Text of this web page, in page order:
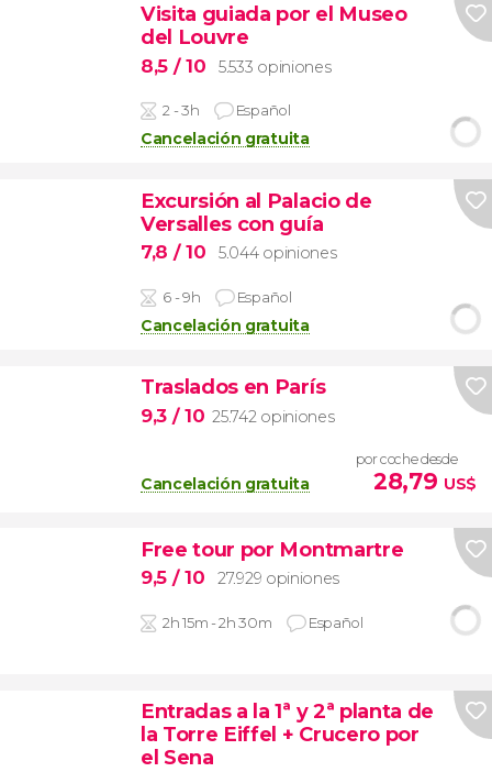
Visita guiada por el Museo
del Louvre
8,5 / 10 5.533 opiniones
2 - 3h Español
Cancelación gratuita
Excursión al Palacio de
Versalles con guía
7,8 / 10 5.044 opiniones
6 - 9h Español
Cancelación gratuita
Traslados en París
9,3 / 10 25.742 opiniones
Cancelación gratuita
por coche desde
28,79 US$
Free tour por Montmartre
9,5 / 10 27.929 opiniones
2h 15m - 2h 30m Español
Entradas a la 1ª y 2ª planta de
la Torre Eiffel + Crucero por
el Sena